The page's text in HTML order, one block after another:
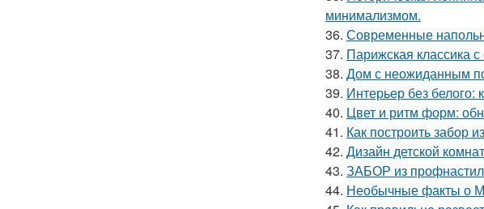
минимализмом.
36. Современные
37. Парижская классика
38. Дом с неожиданным
39. Интерьер без белого:
40. Цвет и ритм форм:
41. Как построить забор
42. Дизайн детской
43. ЗАБОР из
44. Необычные факты о